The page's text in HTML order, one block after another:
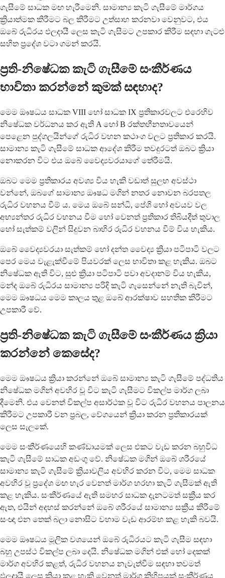
ගැසීමේ සාධක මඟ හැරීමෙනි. සාමාන්‍ය කැටි ගැසීමේ මාර්ගය
ක්‍රියාත්මක කිරීමට බල කිරීමට උත්සාහ කරනවා වෙනුවට, එය
ඔබේ රුධිරය ඵලදායී ලෙස කැටි ගැසීමට උපකාර කිරීම සඳහා ගැටළු
සහිත ප්‍රදේශ වටා ගමන් කරයි.
ප්‍රති-නිෂේධක කැටි ගැසීමේ සංකීර්ණය
භාවිතා කරන්නේ කුමක් සඳහාද?
මෙම ඖෂධය සාධක VIII හෝ සාධක IX ප්‍රතිකාරවලට එරෙහිව
නිෂේධක වර්ධනය කර ඇති A හෝ B රක්තහීනතාවයෙන්
පෙළෙන පුද්ගලයින්ගේ රුධිර වහන කථාංග වලට ප්‍රතිකාර කරයි.
සාමාන්‍ය කැටි ගැසීමේ සාධක ආදේශ කිරීම තවදුරටත් ඔබට ක්‍රියා
නොකරන විට එය ඔබේ වෛද්‍යවරයාගේ තේරීමයි.
ඔබට මෙම ප්‍රතිකාරය අවශ්‍ය විය හැකි වඩාත් සුලභ අවස්ථා
වන්නේ, ඔබගේ සාමාන්‍ය ඖෂධ මගින් නතර නොවන බරපතල
රුධිර වහනය වීම් ය. මෙය ඔබේ සන්ධි, පේශි හෝ අවයව වල
අභ්‍යන්තර රුධිර වහනය වීම හෝ වෙනත් ප්‍රතිකාර තිබියදීත් තුවාල
හෝ සැත්කම් වලින් සිදුවන බාහිර රුධිර වහනය වීම් විය හැකිය.
ඔබේ වෛද්‍යවරයා සැත්කම් හෝ දන්ත වෛද්‍ය ක්‍රියා පටිපාටි වලට
පෙර මෙය වැළැක්වීමේ පියවරක් ලෙස භාවිතා කළ හැකිය. ඔබට
නිෂේධක ඇති විට, සුළු ක්‍රියා පටිපාටි පවා අවදානම් විය හැකිය,
මන්ද ඔබේ රුධිරය සාමාන්‍ය පරිදි කැටි ගැසෙන්නේ නැති බැවින්,
මෙම ඖෂධය මෙම කාලය තුළ ඔබේ ආරක්ෂාව සහතික කිරීමට
උපකාරී වේ.
ප්‍රති-නිෂේධක කැටි ගැසීමේ සංකීර්ණය ක්‍රියා
කරන්නේ කෙසේද?
මෙම ඖෂධය ක්‍රියා කරන්නේ ඔබේ සාමාන්‍ය කැටි ගැසීමේ පද්ධතිය
නිෂේධක මගින් අවහිර වූ විට කැටි ගැසීමට විකල්ප මාර්ග ලබා
දීමෙනි. එය වෙනත් විකල්ප අසාර්ථක වූ විට රුධිර වහනය පාලනය
කිරීමට උපකාරී වන ප්‍රබල, වේගයෙන් ක්‍රියා කරන ප්‍රතිකාරයක්
ලෙස සැලකේ.
මෙම සංකීර්ණයෙහි කණ්ඩායමක් ලෙස එකට වැඩ කරන බහුවිධ
කැටි ගැසීමේ සාධක අඩංගු වේ. නිෂේධක මගින් ඔබේ ශරීරයේ
සාමාන්‍ය කැටි ගැසීමේ ක්‍රියාවලිය අවහිර කරන විට, මෙම සාධක
අවහිර වූ ප්‍රදේශ මඟ හැර වෙනත් මාර්ග හරහා කැටි ගැසීමක් ඇති
කළ හැකිය. සංකීර්ණයේ ඇති සමහර සාධක දැනටමත් සක්‍රීය කර
ඇත, එයින් අදහස් කරන්නේ ඔබේ ශරීරයේ සාමාන්‍ය සක්‍රීය කිරීමේ
සංඥා එන තෙක් බලා නොසිට වහාම වැඩ ආරම්භ කළ හැකි බවයි.
මෙම ඖෂධය මූලික වශයෙන් ඔබේ රුධිරයට කැටි ගැසීම සඳහා
බහු උපස්ථ විකල්ප ලබා දෙයි. නිෂේධක මගින් එක් හෝ දෙකක්
මාර්ග අවහිර කළත්, රුධිර වහනය නැවැත්වීම සඳහා තවමත්
ඵලදායී ලෙස ක්‍රියා කළ හැකි වෙනත් මාර්ග කිහිපයක් සංකීර්ණය